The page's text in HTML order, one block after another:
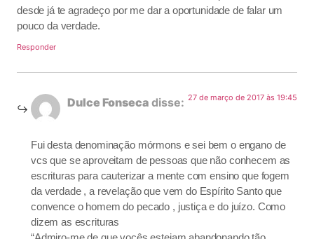
desde já te agradeço por me dar a oportunidade de falar um
pouco da verdade.
Responder
Dulce Fonseca disse: 27 de março de 2017 às 19:45
Fui desta denominação mórmons e sei bem o engano de
vcs que se aproveitam de pessoas que não conhecem as
escrituras para cauterizar a mente com ensino que fogem
da verdade , a revelação que vem do Espírito Santo que
convence o homem do pecado , justiça e do juízo. Como
dizem as escrituras